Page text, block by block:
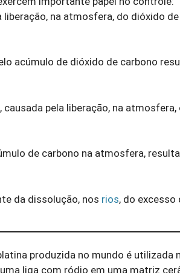
liberação, na atmosfera, do dióxido
acúmulo de dióxido de carbono
pela liberação, na
de carbono na atmosfera,
da dissolução, nos rios, do
produzida no mundo é
liga com ródio em uma matriz